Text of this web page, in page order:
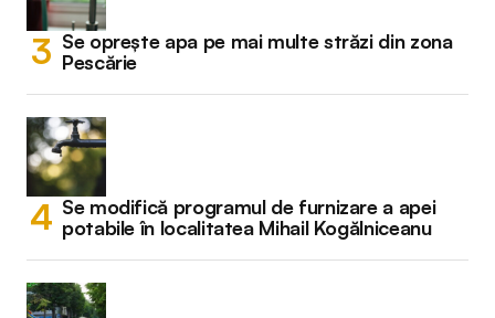
Se oprește apa pe mai multe străzi din zona
Pescărie
Se modifică programul de furnizare a apei
potabile în localitatea Mihail Kogălniceanu